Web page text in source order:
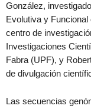
González,
Evolutiva y
centro de
Investigaciones
Fabra (UPF), y
de divulgación
Las secuencias